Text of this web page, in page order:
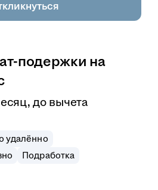
подержки на
до вычета
удалённо
Подработка